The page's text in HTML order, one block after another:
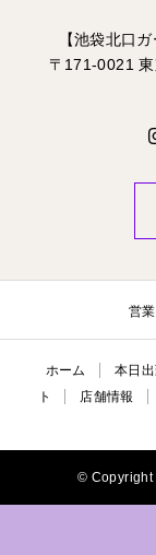
【池袋北口
〒171-0021
営
ホーム 本日
ト
店舗情報
© Copyright